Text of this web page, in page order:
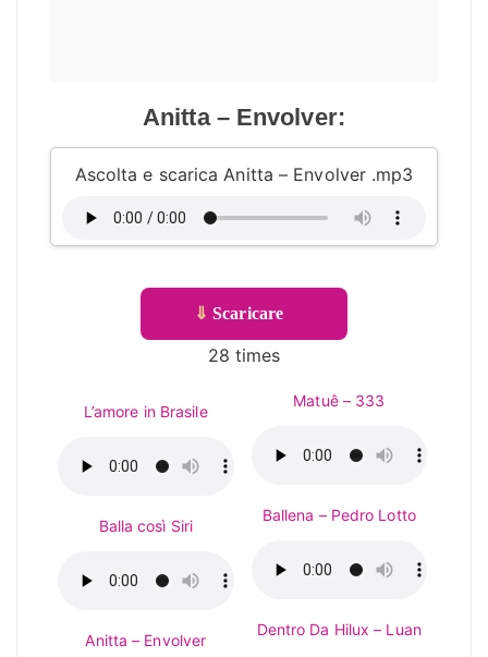
Anitta – Envolver:
Ascolta e scarica Anitta – Envolver .mp3
⇓ Scaricare
28 times
L’amore in Brasile
Balla così Siri
Anitta – Envolver
Matuê – 333
Ballena – Pedro Lotto
Dentro Da Hilux – Luan